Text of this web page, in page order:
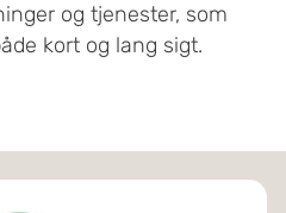
og tjenester, som
kort og lang sigt.